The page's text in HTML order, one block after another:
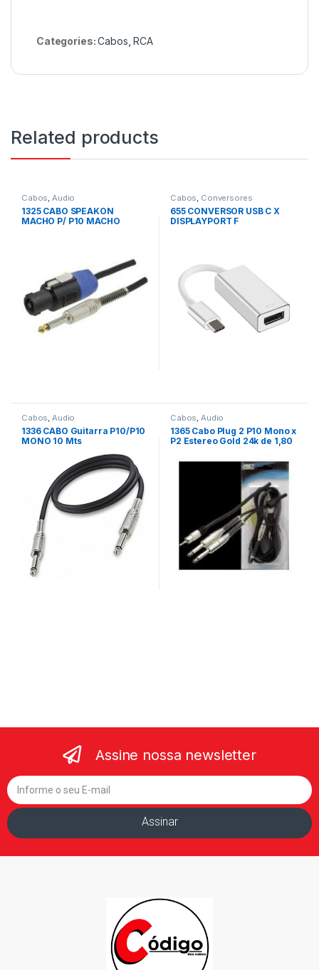
Categories:Cabos ,RCA
Related products
Cabos,Audio
1325 CABO SPEAKON
MACHO P/ P10 MACHO
Cabos, Conversores
655 CONVERSOR USB C X
DISPLAYPORT F
Cabos Audio
1336 CABO Guitarra P10/P10
MONO 10 Mts
Cabos Audio
1365 Cabo Plug 2 P10 Mono x
P2 Estereo Gold 24k de 1,80
Assine nossa newsletter
Assinar